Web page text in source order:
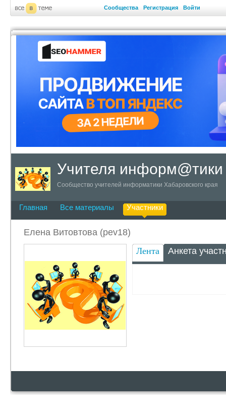
Сообщества Регистрация Войти
Учителя информ@тики
Сообщество учителей информатики Хабаровского края
Главная Все материалы Участники
Елена Витовтова (pev18)
Лента
Анкета